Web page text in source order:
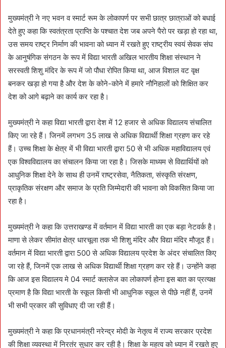
मुख्यमंत्री ने नए भवन व स्मार्ट रूम के लोकापर्ण पर सभी छात्र छात्राओं को बधाई
देते हुए कहा कि स्वतंत्रता प्राप्ति के पश्चात देश जब अपने पैरो पर खड़ा हो रहा था,
उस समय राष्ट्र निर्माण की भावना को ध्यान में रखते हुए राष्ट्रीय स्वयं सेवक संघ
के आनुषंगिक संगठन के रूप में विद्या भारती अखिल भारतीय शिक्षा संस्थान ने
सरस्वती शिशु मंदिर के रूप में जो पौधा रोपित किया था, आज विशाल वट वृक्ष
बनकर खड़ा हो गया है और देश के कोने-कोने में हमारे नौनिहालों को शिक्षित कर
देश को आगे बढ़ाने का कार्य कर रहा है।
मुख्यमंत्री ने कहा विद्या भारती द्वारा देश में 12 हजार से अधिक विद्यालय संचालित
किए जा रहे हैं। जिनमें लगभग 35 लाख से अधिक विद्यार्थी शिक्षा ग्रहण कर रहे
हैं। उच्च शिक्षा के क्षेत्र में भी विद्या भारती द्वारा 50 से भी अधिक महाविद्यालय एवं
एक विश्वविद्यालय का संचालन किया जा रहा है। जिसके माध्यम से विद्यार्थियों को
आधुनिक शिक्षा देने के साथ ही उनमें राष्ट्रसेवा, नैतिकता, संस्कृति संरक्षण,
प्राकृतिक संरक्षण और समाज के प्रति जिम्मेदारी की भावना को विकसित किया जा
रहा है।
मुख्यमंत्री ने कहा कि उत्तराखण्ड में वर्तमान में विद्या भारती का एक बड़ा नेटवर्क है।
माणा से लेकर सीमांत क्षेत्र धारचूला तक भी शिशु मंदिर और विद्या मंदिर मौजूद हैं।
वर्तमान में विद्या भारती द्वारा 500 से अधिक विद्यालय प्रदेश के अंदर संचालित किए
जा रहे हैं, जिनमें एक लाख से अधिक विद्यार्थी शिक्षा ग्रहण कर रहे हैं। उन्होंने कहा
कि आज इस विद्यालय मे 04 स्मार्ट क्लासेज का लोकापर्ण होना इस बात का प्रत्यक्ष
प्रमाण है कि विद्या भारती के स्कूल किसी भी आधुनिक स्कूल से पीछे नहीं हैं, उनमें
भी सभी प्रकार की सुविधाए दी जा रही हैं।
मुख्यमंत्री ने कहा कि प्रधानमंत्री नरेन्द्र मोदी के नेतृत्व में राज्य सरकार प्रदेश
की शिक्षा व्यवस्था में निरतंर सुधार कर रही है। शिक्षा के महत्व को ध्यान में रखते हुए